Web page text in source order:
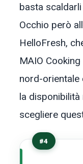
basta
Occhio però
HelloFresh,
MAIO
nord-orientale
la disponibilità
scegliere
#4